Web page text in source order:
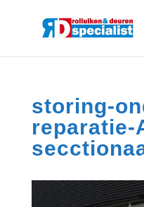
storing-
reparatie-